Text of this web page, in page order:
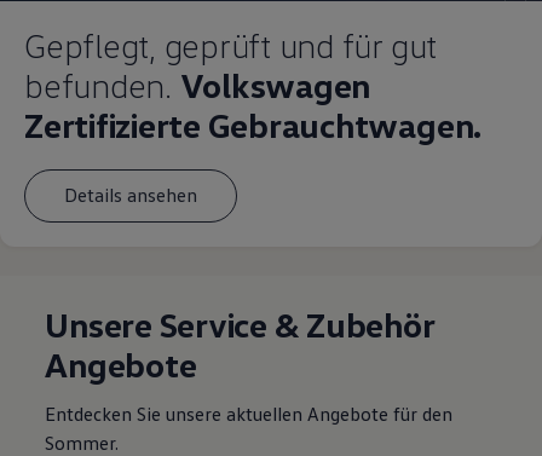
Gepflegt, geprüft und für gut
befunden. Volkswagen
Zertifizierte Gebrauchtwagen.
Details ansehen
Unsere Service & Zubehör
Angebote
Entdecken Sie unsere aktuellen Angebote für den
Sommer.